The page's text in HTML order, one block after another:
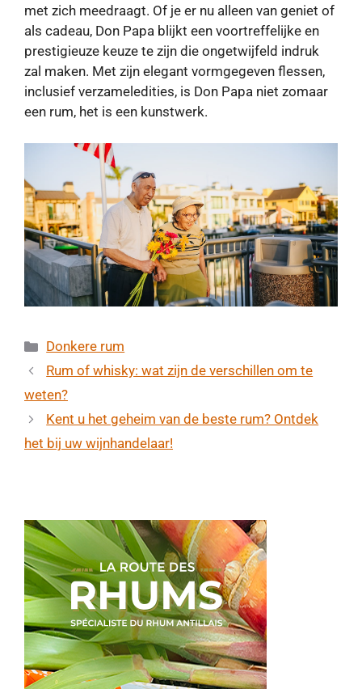
met zich meedraagt. Of je er nu alleen van geniet of
als cadeau, Don Papa blijkt een voortreffelijke en
prestigieuze keuze te zijn die ongetwijfeld indruk
zal maken. Met zijn elegant vormgegeven flessen,
inclusief verzameledities, is Don Papa niet zomaar
een rum, het is een kunstwerk.
Categorieën
Donkere rum
Rum of whisky: wat zijn de verschillen om te
weten?
Kent u het geheim van de beste rum? Ontdek
het bij uw wijnhandelaar!